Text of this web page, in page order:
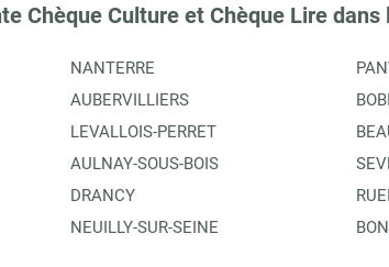
Chèque Culture et Chèque Lire
NANTERRE
AUBERVILLIERS
LEVALLOIS-PERRET
AULNAY-SOUS-BOIS
DRANCY
NEUILLY-SUR-SEINE